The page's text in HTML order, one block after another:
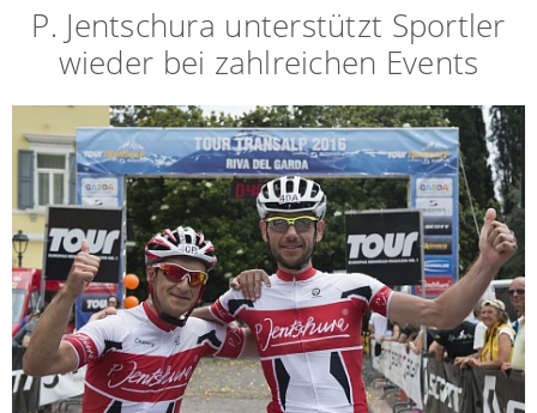
P. Jentschura unterstützt Sportler
wieder bei zahlreichen Events